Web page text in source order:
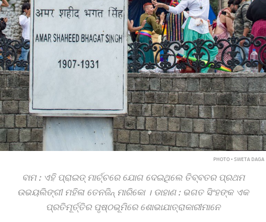
PHOTO • SWETA DAGA
ବାମ : ଏହି ପ୍ରାଇଡ୍ ମାର୍ଚ୍ଚରେ ଯୋଗ ଦେଇଥିଲେ ତିବ୍ବତର ପ୍ରଥମ
ଉଭୟଲିଙ୍ଗୀ ମହିଳା ତେନଜିନ୍ ମାରିକୋ । ଡାହାଣ : ଭଗତ ସିଂହଙ୍କ ଏକ
ପ୍ରତିମୂର୍ତ୍ତିର ପୃଷ୍ଠଭୂମିରେ ଶୋଭାଯାତ୍ରାକାରୀମାନେ